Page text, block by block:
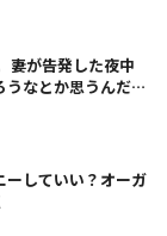
妻が告発した夜中
なとか思うんだけ
ーしていい？オーガ